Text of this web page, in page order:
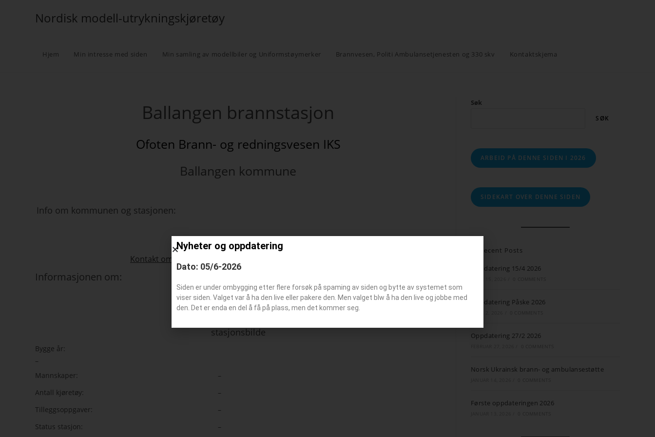
Nordisk modell-utrykningskjøretøy
Hjem Min intresse med siden Min samling av modellbiler og Uniformstøymerker Brannvesen, Politi Ambulansetjenesten og 330 skv Kontaktskjema
Ballangen brannstasjon
Ofoten Brann- og redningsvesen IKS
Ballangen kommune
Info om kommunen og stasjonen:
Kontakt om kjøretøy som er blitt brukt på denne stasjonen
Informasjonen om:
stasjonsbilde
Bygge år:
–
Mannskaper:
–
Antall kjøretøy:
–
Tilleggsoppgaver:
–
Status stasjon:
–
Søk
SØK
ARBEID PÅ DENNE SIDEN I 2026
SIDEKART OVER DENNE SIDEN
Recent Posts
Oppdatering 15/4 2026
Oppdatering Påske 2026
Oppdatering 27/2 2026
Norsk Ukrainsk brann- og ambulansestøtte
Første oppdateringen 2026
Nyheter og oppdatering
Dato: 05/6-2026
Siden er under ombygging etter flere forsøk på spaming av siden og bytte av systemet som
viser siden. Valget var å ha den live eller pakere den. Men valget blw å ha den live og jobbe med
den. Det er enda en del å få på plass, men det kommer seg.